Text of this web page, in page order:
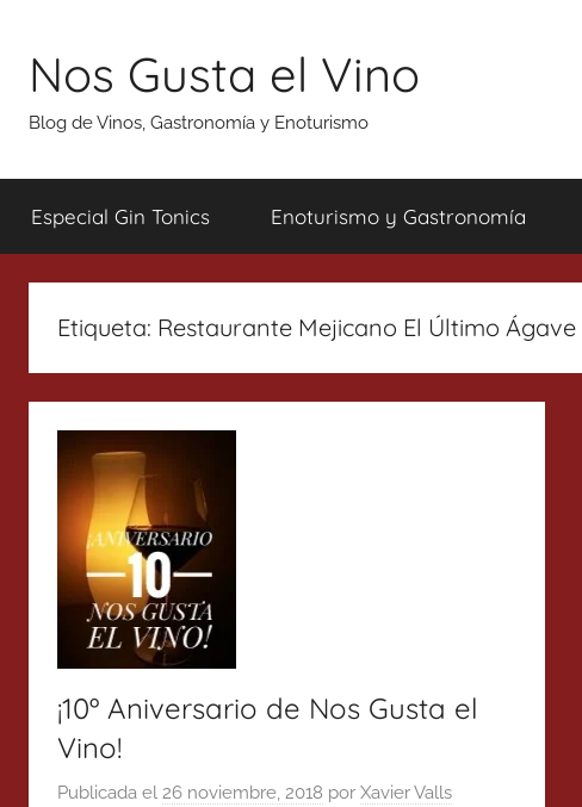
contenido
Nos Gusta el Vino
Blog de Vinos, Gastronomía y Enoturismo
Especial Gin Tonics Enoturismo y Gastronomía
Etiqueta: Restaurante Mejicano El Último
¡10º Aniversario de Nos Gusta el
Vino!
Publicada el 26 noviembre, 2018 por Xavier Valls